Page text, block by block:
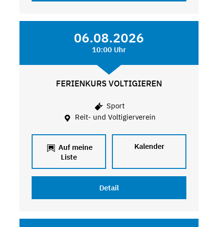
06.08.2026
10:00 Uhr
FERIENKURS VOLTIGIEREN
Sport
Reit- und Voltigierverein
Auf meine
Liste
Kalender
Detail